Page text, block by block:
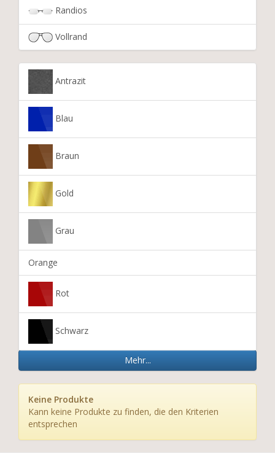
Randios
Vollrand
Antrazit
Blau
Braun
Gold
Grau
Orange
Rot
Schwarz
Mehr...
Keine Produkte
Kann keine Produkte zu finden, die den Kriterien
entsprechen